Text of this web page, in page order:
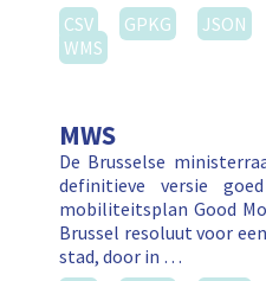
CSV
GPKG JSON
WMS
MWS
De Brusselse
definitieve versie
mobiliteitsplan Good
Brussel resoluut voor
stad, door in …